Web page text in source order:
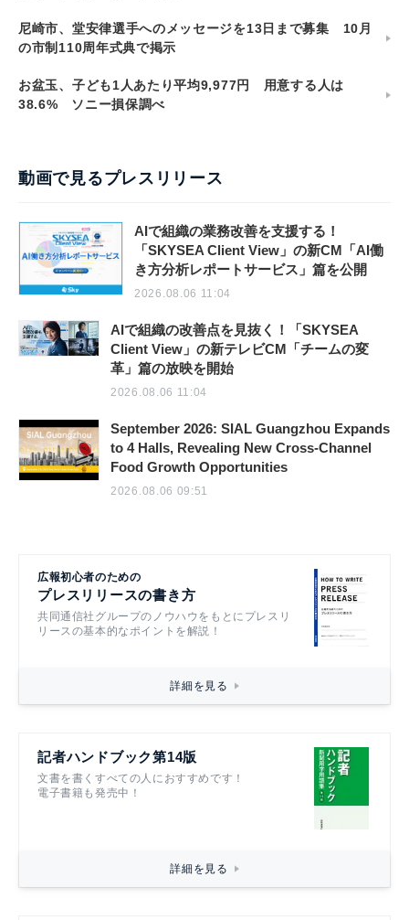
尼崎市、堂安律選手へのメッセージを13日まで募集 10月
の市制110周年式典で掲示
お盆玉、子ども1人あたり平均9,977円 用意する人は
38.6% ソニー損保調べ
動画で見るプレスリリース
AIで組織の業務改善を支援する！
「SKYSEA Client View」の新CM「AI働
き方分析レポートサービス」篇を公開
2026.08.06 11:04
AIで組織の改善点を見抜く！「SKYSEA
Client View」の新テレビCM「チームの変
革」篇の放映を開始
2026.08.06 11:04
September 2026: SIAL Guangzhou Expands
to 4 Halls, Revealing New Cross-Channel
Food Growth Opportunities
2026.08.06 09:51
広報初心者のための
プレスリリースの書き方
共同通信社グループのノウハウをもとにプレスリ
リースの基本的なポイントを解説！
詳細を見る
記者ハンドブック第14版
文書を書くすべての人におすすめです！
電子書籍も発売中！
詳細を見る